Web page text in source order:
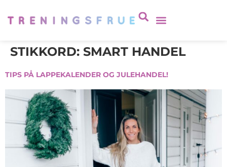
STIKKORD: SMART HANDEL
TIPS PÅ LAPPEKALENDER OG JULEHANDEL!